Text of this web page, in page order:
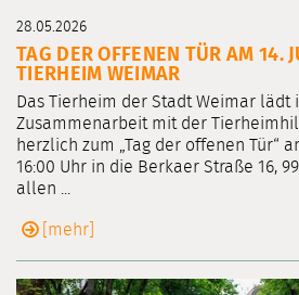
28.05.2026
TAG DER OFFENEN TÜR AM 14.
TIERHEIM WEIMAR
Das Tierheim der Stadt Weimar lädt
Zusammenarbeit mit der
herzlich zum „Tag der offenen Tür“
16:00 Uhr in die Berkaer Straße 16,
allen ...
[mehr]